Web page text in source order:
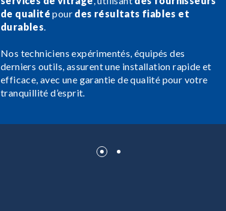
de qualité pour des résultats fiables et
durables
Nos techniciens expérimentés, équipés des
derniers outils, assurent une installation rapide et
efficace, avec une garantie de qualité pour votre
tranquillité d’esprit.